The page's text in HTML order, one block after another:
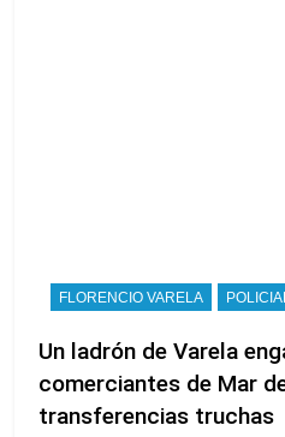
FLORENCIO VARELA
Un ladrón de Varela
comerciantes de Mar
transferencias truchas